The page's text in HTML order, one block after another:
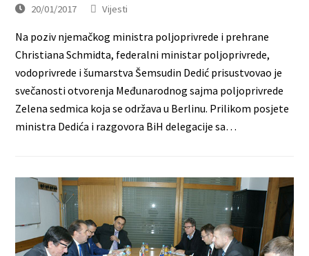
20/01/2017 Vijesti
Na poziv njemačkog ministra poljoprivrede i prehrane
Christiana Schmidta, federalni ministar poljoprivrede,
vodoprivrede i šumarstva Šemsudin Dedić prisustvovao je
svečanosti otvorenja Međunarodnog sajma poljoprivrede
Zelena sedmica koja se održava u Berlinu. Prilikom posjete
ministra Dedića i razgovora BiH delegacije sa…